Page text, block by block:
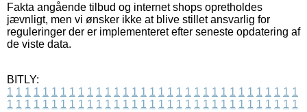
Fakta angående tilbud og internet shops opretholdes
jævnligt, men vi ønsker ikke at blive stillet ansvarlig for
reguleringer der er implementeret efter seneste opdatering af
de viste data.
BITLY:
1 1 1 1 1 1 1 1 1 1 1 1 1 1 1 1 1 1 1 1 1 1 1 1 1 1 1 1 1 1 1 1 1
1 1 1 1 1 1 1 1 1 1 1 1 1 1 1 1 1 1 1 1 1 1 1 1 1 1 1 1 1 1 1 1 1